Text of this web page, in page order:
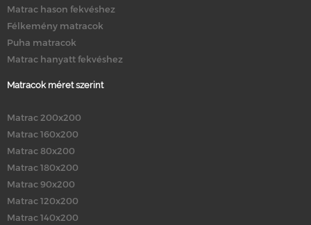
Matrac hason fekvéshez
Félkemény matracok
Puha matracok
Matrac hanyatt fekvéshez
Matracok méret szerint
Matrac 200x200
Matrac 160x200
Matrac 80x200
Matrac 180x200
Matrac 90x200
Matrac 120x200
Matrac 140x200